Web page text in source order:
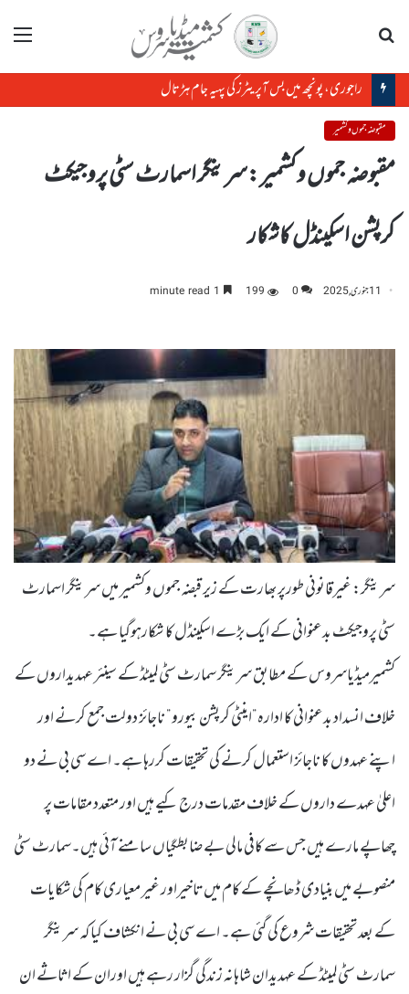
مینو
راجوری، پونچھ میں بس آپریٹرز کی پہیہ جام ہڑتال
مقبوضہ جموں و کشمیر
مقبوضہ جموں وکشمیر :سرینگر اسمارٹ سٹی پروجیکٹ
کرپشن اسکینڈل کاشکار
11 جنوری, 2025 0
199
سرینگر: غیرقانونی طورپر بھارت کے زیر قبضہ جموں وکشمیر میں سرینگر اسمارٹ
سٹی پروجیکٹ بدعنوانی کے ایک بڑے اسکینڈل کا شکارہوگیا ہے۔
کشمیرمیڈیاسروس کے مطابق سرینگر سمارٹ سٹی لمیٹڈ کے سینئر عہدیداروں کے
خلاف انسداد بدعنوانی کا ادارہ ”اینٹی کرپشن بیورو ” ناجائز دولت جمع کرنے اور
اپنے عہدوں کا ناجائز استعمال کرنے کی تحقیقات کررہا ہے۔ اے سی بی نے دو
اعلیٰ عہدے داروں کے خلاف مقدمات درج کیے ہیں اور متعدد مقامات پر
چھاپے مارے ہیں جس سے کافی مالی بے ضابطگیاں سامنے آئی ہیں۔سمارٹ سٹی
منصوبے میں بنیادی ڈھانچے کے کام میں تاخیراور غیر معیاری کام کی شکایات
کے بعد تحقیقات شروع کی گئی ہے۔ اے سی بی نے انکشاف کیا کہ سرینگر
سمارٹ سٹی لمیٹڈ کے عہدیدان شاہانہ زندگی گزار رہے ہیں اوران کے اثاثے ان